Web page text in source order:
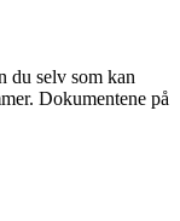
du selv som kan
Dokumentene på